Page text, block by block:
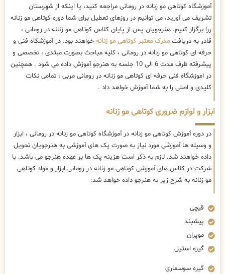
آموزشگاه کوتاهی مو زنانه در رومانی مراجعه کنید، یا اینکه از شهرستان
تشریف می آورید، می توانیم در روزهای تعطیل برای شما دوره کوتاهی مو زنانه
ررا برگزار کنیم. هنرجویان پس از پایان کلاس کوتاهی مو زنانه در رومانی ،
قادر به دریافت مدرک معتبر کوتاهی مو زنانه خواهند بود. در آموزشگاه فنی و
حرفه ای کوتاهی مو زنانه در رومانی ، کلیه مباحث بصورت مبتدی ، تخصصی و
پیشرفته ظرف مدت 6 الی 10 جلسه به هنرجو آموزش داده می شود . همچنین
در اموزشگاه فنی حرفه ای کوتاهی مو زنانه در رومانی مربی ، تمامی نکات
کلیدی و اصلی را به شما آموزش خواهد داد .
ابزار و لوازم ضروری کوتاهی مو زنانه
در دوره آموزش کوتاهی مو زنانه در آموزشگاه کوتاهی مو زنانه در رومانی ، ابزار
و وسیله ها آموزشی مورد نیاز به صورت پک های آموزشی به هنرجویان تحویل
داده خواهند شد. لازم به ذکر است هزینه پک ها بر عهده هنرجو می باشد. با
شرکت در کلاس های آموزشی کوتاهی مو زنانه در رومانی ابزار و مواد کوتاهی
مو زنانه به شرح زیر به هنرجو داده خواهد شد:
قیچی
پیشبند
موپران
گیره استیل
گیره سوسماری